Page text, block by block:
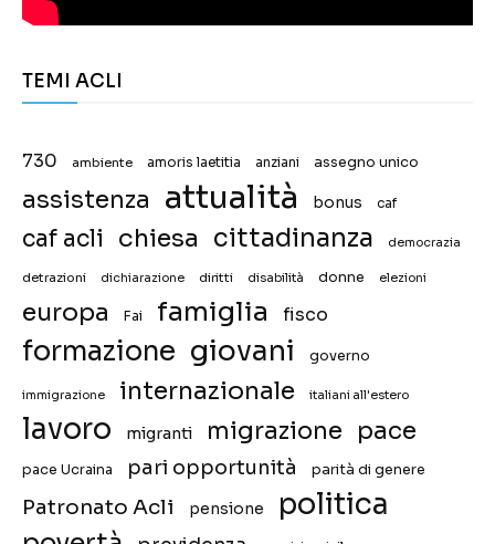
TEMI ACLI
730 ambiente amoris laetitia anziani assegno unico
assistenza attualità bonus caf
caf acli chiesa cittadinanza democrazia
detrazioni dichiarazione diritti disabilità donne elezioni
europa Fai famiglia fisco
formazione giovani governo
immigrazione internazionale italiani all'estero
lavoro migranti migrazione pace
pace Ucraina pari opportunità parità di genere
Patronato Acli pensione politica